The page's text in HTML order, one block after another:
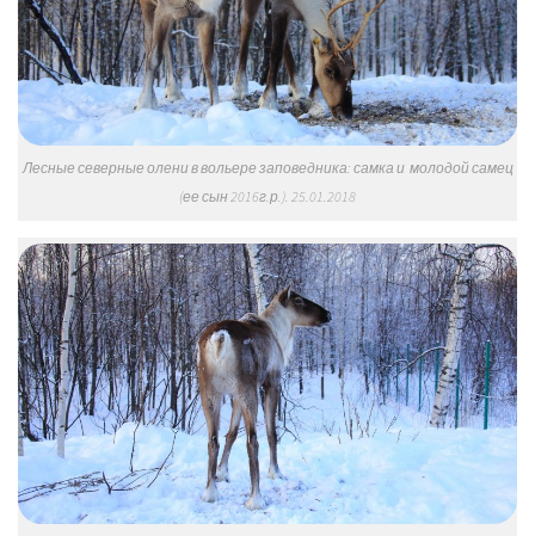
Лесные северные олени в вольере заповедника: самка и молодой самец
(ее сын 2016г.р.). 25.01.2018